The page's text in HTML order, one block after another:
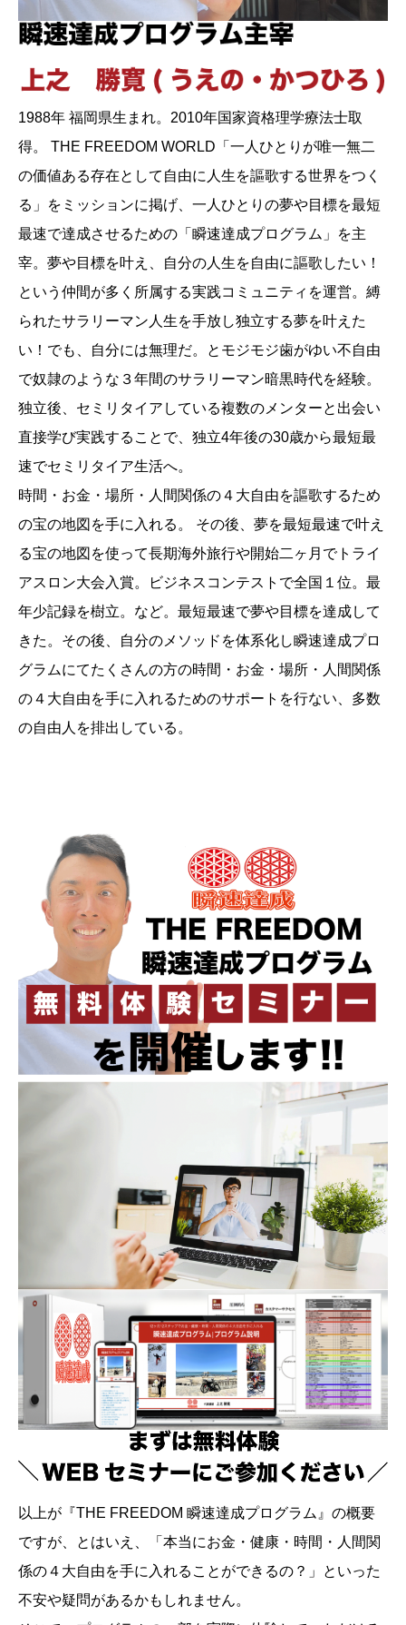
1988年 福岡県生まれ。2010年国家資格理学療法士取
得。 THE FREEDOM WORLD「一人ひとりが唯一無二
の価値ある存在として自由に人生を謳歌する世界をつく
る」をミッションに掲げ、一人ひとりの夢や目標を最短
最速で達成させるための「瞬速達成プログラム」を主
宰。夢や目標を叶え、自分の人生を自由に謳歌したい！
という仲間が多く所属する実践コミュニティを運営。縛
られたサラリーマン人生を手放し独立する夢を叶えた
い！でも、自分には無理だ。とモジモジ歯がゆい不自由
で奴隷のような３年間のサラリーマン暗黒時代を経験。
独立後、セミリタイアしている複数のメンターと出会い
直接学び実践することで、独立4年後の30歳から最短最
速でセミリタイア生活へ。
時間・お金・場所・人間関係の４大自由を謳歌するため
の宝の地図を手に入れる。 その後、夢を最短最速で叶え
る宝の地図を使って長期海外旅行や開始二ヶ月でトライ
アスロン大会入賞。ビジネスコンテストで全国１位。最
年少記録を樹立。など。最短最速で夢や目標を達成して
きた。その後、自分のメソッドを体系化し瞬速達成プロ
グラムにてたくさんの方の時間・お金・場所・人間関係
の４大自由を手に入れるためのサポートを行ない、多数
の自由人を排出している。
以上が『THE FREEDOM 瞬速達成プログラム』の概要
ですが、とはいえ、「本当にお金・健康・時間・人間関
係の４大自由を手に入れることができるの？」といった
不安や疑問があるかもしれません。